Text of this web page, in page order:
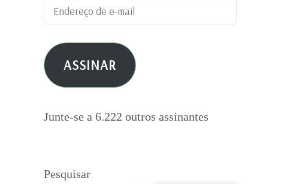
Endereço
de
e-
mail ASSINAR
Junte-se a 6.222 outros assinantes
Pesquisar